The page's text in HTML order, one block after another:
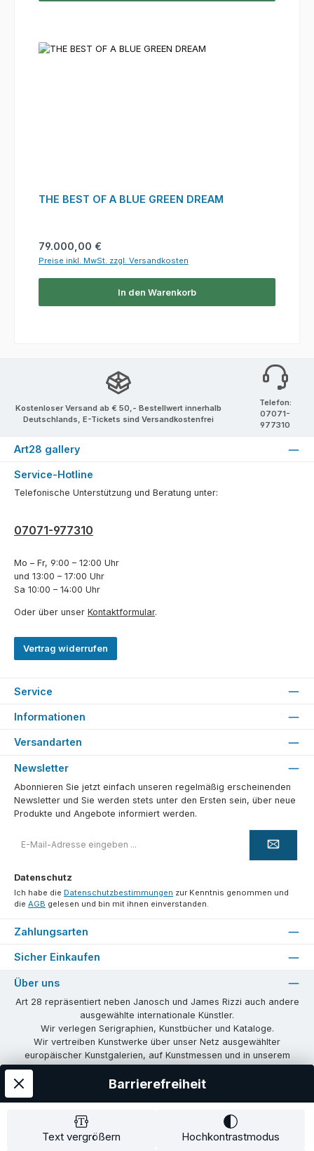
THE BEST OF A BLUE GREEN DREAM
Regulärer Preis:
79.000,00 €
Preise inkl. MwSt. zzgl. Versandkosten
In den Warenkorb
Kostenloser Versand ab € 50,- Bestellwert innerhalb
Deutschlands, E-Tickets sind Versandkostenfrei
Telefon:
07071-
977310
Art28 gallery
Service-Hotline
Telefonische Unterstützung und Beratung unter:
07071-977310
Mo – Fr, 9:00 – 12:00 Uhr
und 13:00 – 17:00 Uhr
Sa 10:00 – 14:00 Uhr
Oder über unser Kontaktformular.
Vertrag widerrufen
Service
Informationen
Versandarten
Newsletter
Abonnieren Sie jetzt einfach unseren regelmäßig erscheinenden
Newsletter und Sie werden stets unter den Ersten sein, über neue
Produkte und Angebote informiert werden.
Mail-
Datenschutz
Ich habe die Datenschutzbestimmungen zur Kenntnis genommen und
die AGB gelesen und bin mit ihnen einverstanden.
Zahlungsarten
Sicher Einkaufen
Über uns
Art 28 repräsentiert neben Janosch und James Rizzi auch andere
ausgewählte internationale Künstler.
Wir verlegen Serigraphien, Kunstbücher und Kataloge.
Wir vertreiben Kunstwerke über unser Netz ausgewählter
europäischer Kunstgalerien, auf Kunstmessen und in unserem
Wir vermitteln Lizenzen und organisieren Ausstellungen und
Unsere Communities
Text vergrößern Hochkontrastmodus
Barrierefreiheit